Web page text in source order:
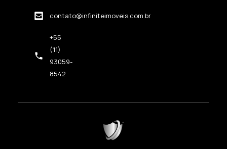
contato@infiniteimoveis.com.br
+55
(11)
93059-
8542